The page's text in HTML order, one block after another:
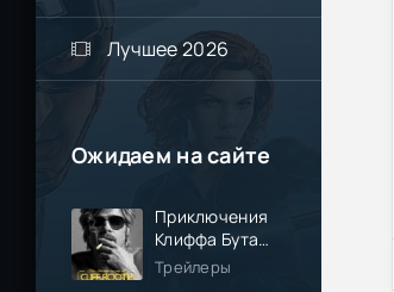
Лучшее 2026
Ожидаем на сайте
Приключения
Клиффа Бута
(2026)
Трейлеры